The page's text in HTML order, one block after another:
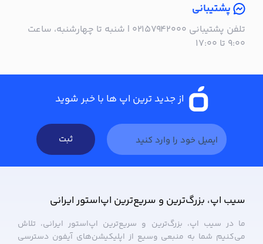
پشتیبانی
تلفن پشتیبانی ۰۲۱۵۷۹۴۲۰۰۰ | شنبه تا چهارشنبه، ساعت
۹:۰۰ تا ۱۷:۰۰
از جدید ترین اپ ها با خبر شوید
ثبت
سیب ‌اپ، بزرگ‌ترین و سریع‌ترین اپ‌استور ایرانی
ما در سیب ‌اپ، بزرگ‌ترین و سریع‌ترین اپ‌استور ایرانی، تلاش
می‌کنیم شما به منبعی وسیع از اپلیکیشن‌های آیفون دسترسی